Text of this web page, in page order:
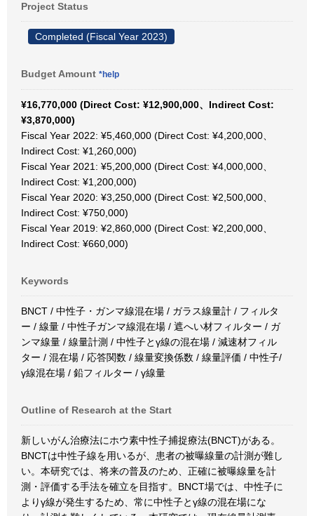
Project Status
Completed (Fiscal Year 2023)
Budget Amount *help
¥16,770,000 (Direct Cost: ¥12,900,000、Indirect Cost:
¥3,870,000)
Fiscal Year 2022: ¥5,460,000 (Direct Cost: ¥4,200,000、
Indirect Cost: ¥1,260,000)
Fiscal Year 2021: ¥5,200,000 (Direct Cost: ¥4,000,000、
Indirect Cost: ¥1,200,000)
Fiscal Year 2020: ¥3,250,000 (Direct Cost: ¥2,500,000、
Indirect Cost: ¥750,000)
Fiscal Year 2019: ¥2,860,000 (Direct Cost: ¥2,200,000、
Indirect Cost: ¥660,000)
Keywords
BNCT / 中性子・ガンマ線混在場 / ガラス線量計 / フィルタ
ー / 線量 / 中性子ガンマ線混在場 / 遮へい材フィルター / ガ
ンマ線量 / 線量計測 / 中性子とγ線の混在場 / 減速材フィル
ター / 混在場 / 応答関数 / 線量変換係数 / 線量評価 / 中性子/
γ線混在場 / 鉛フィルター / γ線量
Outline of Research at the Start
新しいがん治療法にホウ素中性子捕捉療法(BNCT)がある。
BNCTは中性子線を用いるが、患者の被曝線量の計測が難し
い。本研究では、将来の普及のため、正確に被曝線量を計
測・評価する手法を確立を目指す。BNCT場では、中性子に
よりγ線が発生するため、常に中性子とγ線の混在場にな